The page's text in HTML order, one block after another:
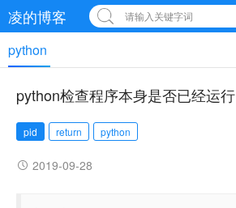
凌的博客 请输入关键字词
python
python检查程序本身是否已经运行
pid return python
2019-09-28